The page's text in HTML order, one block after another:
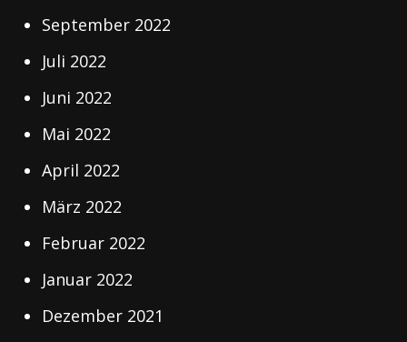
September 2022
Juli 2022
Juni 2022
Mai 2022
April 2022
März 2022
Februar 2022
Januar 2022
Dezember 2021